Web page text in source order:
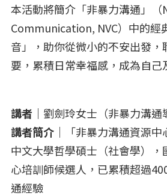
本活動將簡介「非暴力溝通」
Communication, NVC）中的經
音」，助你從微小的不安出發，
要，累積日常幸福感，成為自己
講者｜ 劉劍玲女士（非暴力溝通
講者簡介｜
「非暴力溝通資源
中文大學哲學碩士（社會學），
心培訓師候選人，已累積超過
通經驗